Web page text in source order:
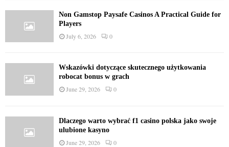
Non Gamstop Paysafe Casinos A Practical Guide for
Players
July 6, 2026 0
Wskazówki dotyczące skutecznego użytkowania
robocat bonus w grach
June 29, 2026 0
Dlaczego warto wybrać f1 casino polska jako swoje
ulubione kasyno
June 29, 2026 0